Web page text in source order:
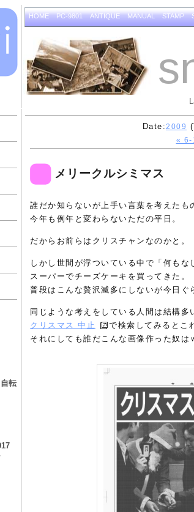
HOME PC-9801 ANTIQUE MANUAL STAMP
転
Date: 2009
« 6-
メリークルシミマス
誰だか知らないが上手い言葉を考えたも
今年も例年と変わらないただの平日。
だからお前らはクリスチャンなのかと。
しかし世間が浮ついている中で「何も
スーパーでチーズケーキを買ってきた。
普段はこんな贅沢滅多にしないが今日ぐ
同じような考えをしている人間は結構多
クリスマス 中止
で検索してみるとこ
それにしても誰だこんな画像作った奴は